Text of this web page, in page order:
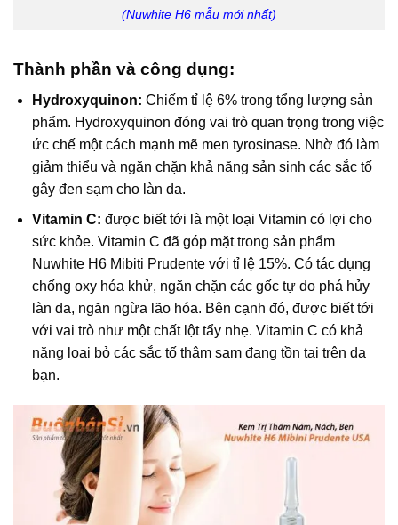
(Nuwhite H6 mẫu mới nhất)
Thành phần và công dụng:
Hydroxyquinon: Chiếm tỉ lệ 6% trong tổng lượng sản
phẩm. Hydroxyquinon đóng vai trò quan trọng trong việc
ức chế một cách mạnh mẽ men tyrosinase. Nhờ đó làm
giảm thiểu và ngăn chặn khả năng sản sinh các sắc tố
gây đen sạm cho làn da.
Vitamin C: được biết tới là một loại Vitamin có lợi cho
sức khỏe. Vitamin C đã góp mặt trong sản phẩm
Nuwhite H6 Mibiti Prudente với tỉ lệ 15%. Có tác dụng
chống oxy hóa khử, ngăn chặn các gốc tự do phá hủy
làn da, ngăn ngừa lão hóa. Bên cạnh đó, được biết tới
với vai trò như một chất lột tẩy nhẹ. Vitamin C có khả
năng loại bỏ các sắc tố thâm sạm đang tồn tại trên da
bạn.